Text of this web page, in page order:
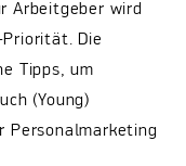
Arbeitgeber wird
Priorität. Die
Tipps, um
(Young)
Personalmarketing